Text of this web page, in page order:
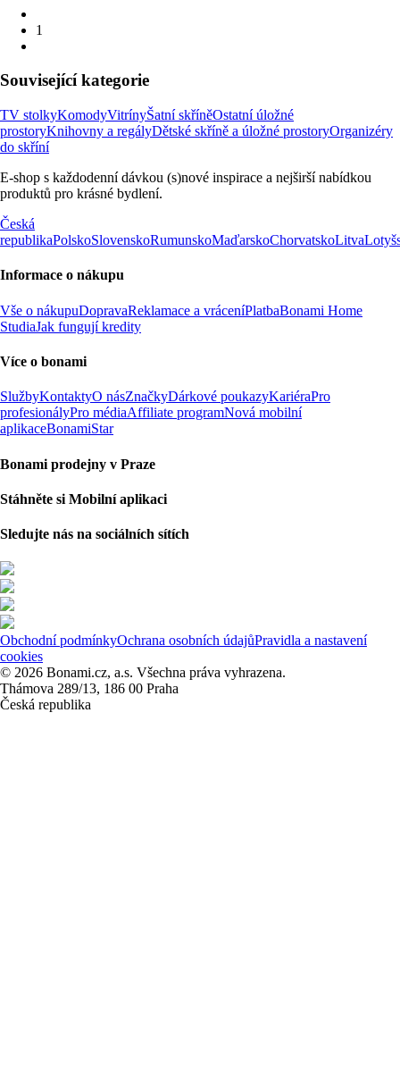
1
Související kategorie
TV stolkyKomodyVitrínyŠatní skříněOstatní úložné
prostoryKnihovny a regályDětské skříně a úložné prostoryOrganizéry
do skříní
E-shop s každodenní dávkou (s)nové inspirace a nejširší nabídkou
produktů pro krásné bydlení.
Česká
republikaPolskoSlovenskoRumunskoMaďarskoChorvatskoLitva
Informace o nákupu
Vše o nákupuDopravaReklamace a vráceníPlatbaBonami Home
StudiaJak fungují kredity
Více o bonami
SlužbyKontaktyO násZnačkyDárkové poukazyKariéraPro
profesionályPro médiaAffiliate programNová mobilní
aplikaceBonamiStar
Bonami prodejny v Praze
Stáhněte si Mobilní aplikaci
Sledujte nás na sociálních sítích
Obchodní podmínkyOchrana osobních údajůPravidla a nastavení
cookies
© 2026 Bonami.cz, a.s. Všechna práva vyhrazena.
Thámova 289/13, 186 00 Praha
Česká republika